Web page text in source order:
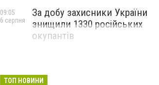
За добу захисники України
знищили 1330 російських
окупантів
09:05
6 серпня
ТОП НОВИНИ